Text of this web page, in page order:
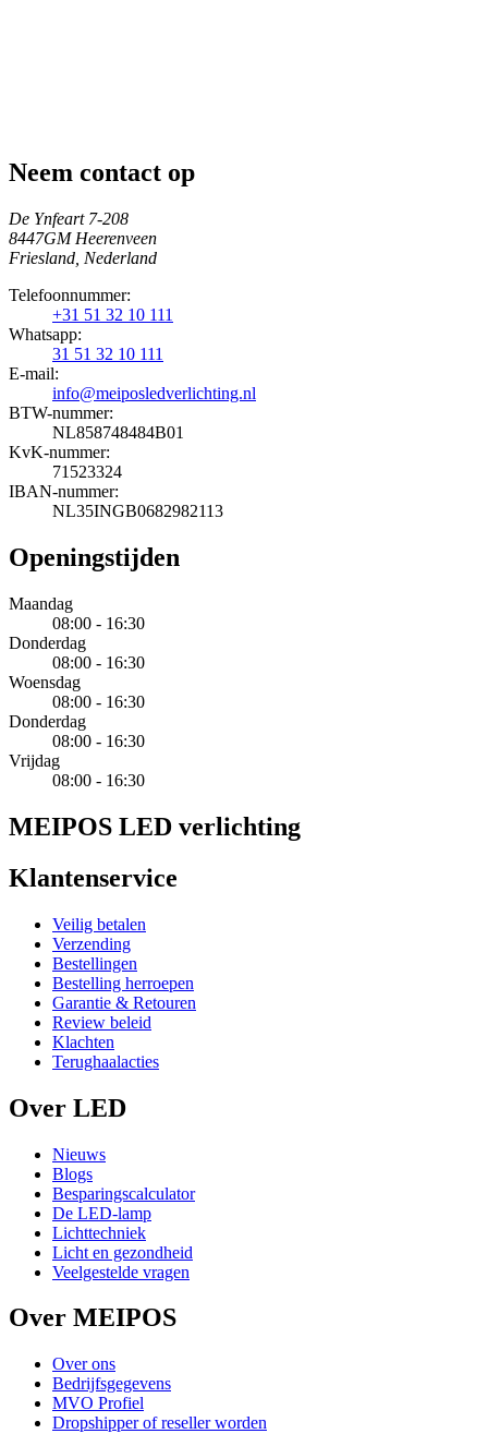
Neem contact op
De Ynfeart 7-208
8447GM Heerenveen
Friesland, Nederland
Telefoonnummer:
+31 51 32 10 111
Whatsapp:
31 51 32 10 111
E-mail:
info@meiposledverlichting.nl
BTW-nummer:
NL858748484B01
KvK-nummer:
71523324
IBAN-nummer:
NL35INGB0682982113
Openingstijden
Maandag
08:00 - 16:30
Donderdag
08:00 - 16:30
Woensdag
08:00 - 16:30
Donderdag
08:00 - 16:30
Vrijdag
08:00 - 16:30
MEIPOS LED verlichting
Klantenservice
Veilig betalen
Verzending
Bestellingen
Bestelling herroepen
Garantie & Retouren
Review beleid
Klachten
Terughaalacties
Over LED
Nieuws
Blogs
Besparingscalculator
De LED-lamp
Lichttechniek
Licht en gezondheid
Veelgestelde vragen
Over MEIPOS
Over ons
Bedrijfsgegevens
MVO Profiel
Dropshipper of reseller worden